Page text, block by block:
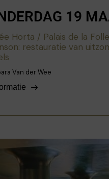
19
Horta / Palais de la Folle
restauratie van
Van der Wee